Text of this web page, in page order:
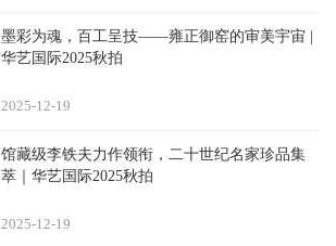
墨彩为魂，百工呈技——雍正御窑的审美宇宙 |
华艺国际2025秋拍
19
2025-12
馆藏级李铁夫力作领衔，二十世纪名家珍品集
萃｜华艺国际2025秋拍
19
2025-12